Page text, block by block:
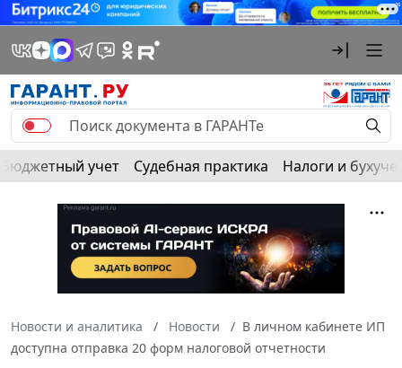
Бюджетный учет Судебная практика Налоги и
Новости и аналитика Новости
В личном кабинете ИП
доступна отправка 20 форм налоговой отчетности